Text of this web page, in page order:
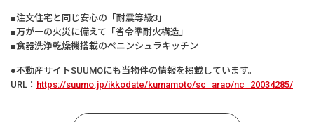
■注文住宅と同じ安心の「耐震等級3」
■万が一の火災に備えて「省令準耐火構造」
■食器洗浄乾燥機搭載のペニンシュラキッチン
●不動産サイトSUUMOにも当物件の情報を掲載しています。
URL： https://suumo.jp/ikkodate/kumamoto/sc_arao/nc_20034285/